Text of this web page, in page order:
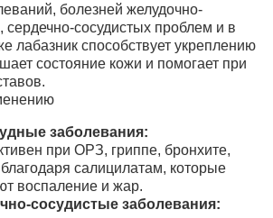
болезней желудочно-
сердечно-сосудистых проблем и в
лабазник способствует укреплению
состояние кожи и помогает при
заболевания:
при ОРЗ, гриппе, бронхите,
салицилатам, которые
воспаление и жар.
сосудистые заболевания: